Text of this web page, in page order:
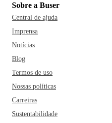
Sobre a Buser
Central de ajuda
Imprensa
Notícias
Blog
Termos de uso
Nossas políticas
Carreiras
Sustentabilidade